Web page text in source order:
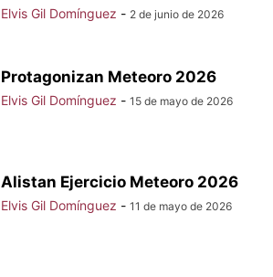
Elvis Gil Domínguez - 2 de junio de 2026
Protagonizan Meteoro 2026
Elvis Gil Domínguez - 15 de mayo de 2026
Alistan Ejercicio Meteoro 2026
Elvis Gil Domínguez - 11 de mayo de 2026